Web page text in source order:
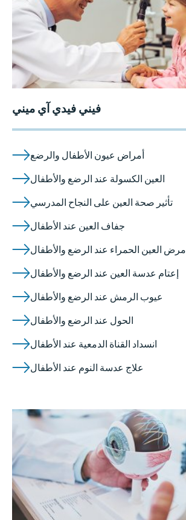
فيني فيدي آي ميني
أمراض عيون الأطفال والرضع
العين الكسولة عند الرضع والأطفال
تأثير صحة العين على النجاح المدرسي
جفاف العين عند الأطفال
مرض العين الحمراء عند الرضع والأطفال
إعتام عدسة العين عند الرضع والأطفال
عيوب الرمش عند الرضع والأطفال
الحول عند الرضع والأطفال
انسداد القناة الدمعية عند الأطفال
علاج عدسة النوم عند الأطفال